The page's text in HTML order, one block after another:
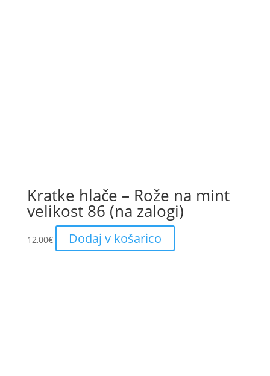
Kratke hlače – Rože na mint
velikost 86 (na zalogi)
12,00€ Dodaj v košarico